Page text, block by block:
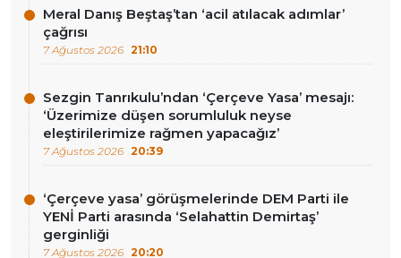
Meral Danış Beştaş’tan ‘acil atılacak adımlar’
çağrısı
7 Ağustos 2026 21:10
Sezgin Tanrıkulu’ndan ‘Çerçeve Yasa’ mesajı:
‘Üzerimize düşen sorumluluk neyse
eleştirilerimize rağmen yapacağız’
7 Ağustos 2026 20:39
‘Çerçeve yasa’ görüşmelerinde DEM Parti ile
YENİ Parti arasında ‘Selahattin Demirtaş’
gerginliği
7 Ağustos 2026 20:20